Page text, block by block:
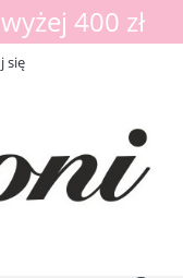
400 zł
się